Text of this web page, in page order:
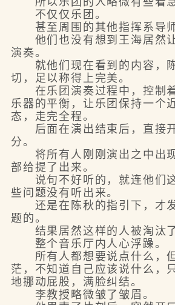
不仅仅乐团。
甚至周围的其他指挥系导师
他们也没有想到王海居然
演奏。
就他们现在看到的内容，
切，足以称得上完美。
在乐团演奏过程中，控制
乐器的平衡，让乐团保持一个
态，走完全程。
后面在演出结束后，直接
分。
将所有人刚刚演出之中出
部给提了出来。
说句不好听的，就连他们
些问题没有听出来。
还是在陈秋的指引下，才发
题的。
结果居然这样的人被淘汰了
整个音乐厅内人心浮躁。
所有人都想要说点什么，
茫，不知道自己应该说什么，
地挪动屁股，满脸纠结。
李教授略微皱了皱眉。